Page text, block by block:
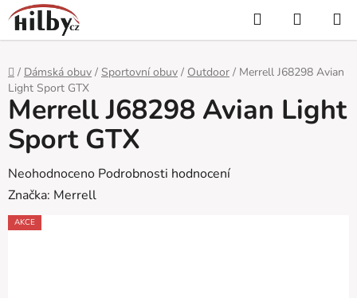
Přejít
na
obsah
Hledat
KOŠÍK
Domů
/ Dámská obuv / Sportovní obuv / Outdoor / Merrell J68298 Avian
Light Sport GTX
Merrell J68298 Avian Light
Sport GTX
Průměrné
hodnocení
produktu
Neohodnoceno Podrobnosti hodnocení
Značka: Merrell
AKCE